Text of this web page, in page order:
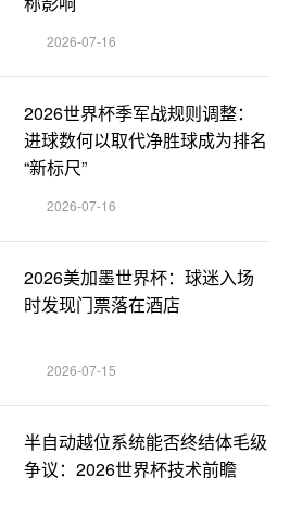
2026-07-16
2026世界杯季军战规则调整：
进球数何以取代净胜球成为排名
“新标尺”
2026-07-16
2026美加墨世界杯：球迷入场
时发现门票落在酒店
2026-07-15
半自动越位系统能否终结体毛级
争议：2026世界杯技术前瞻